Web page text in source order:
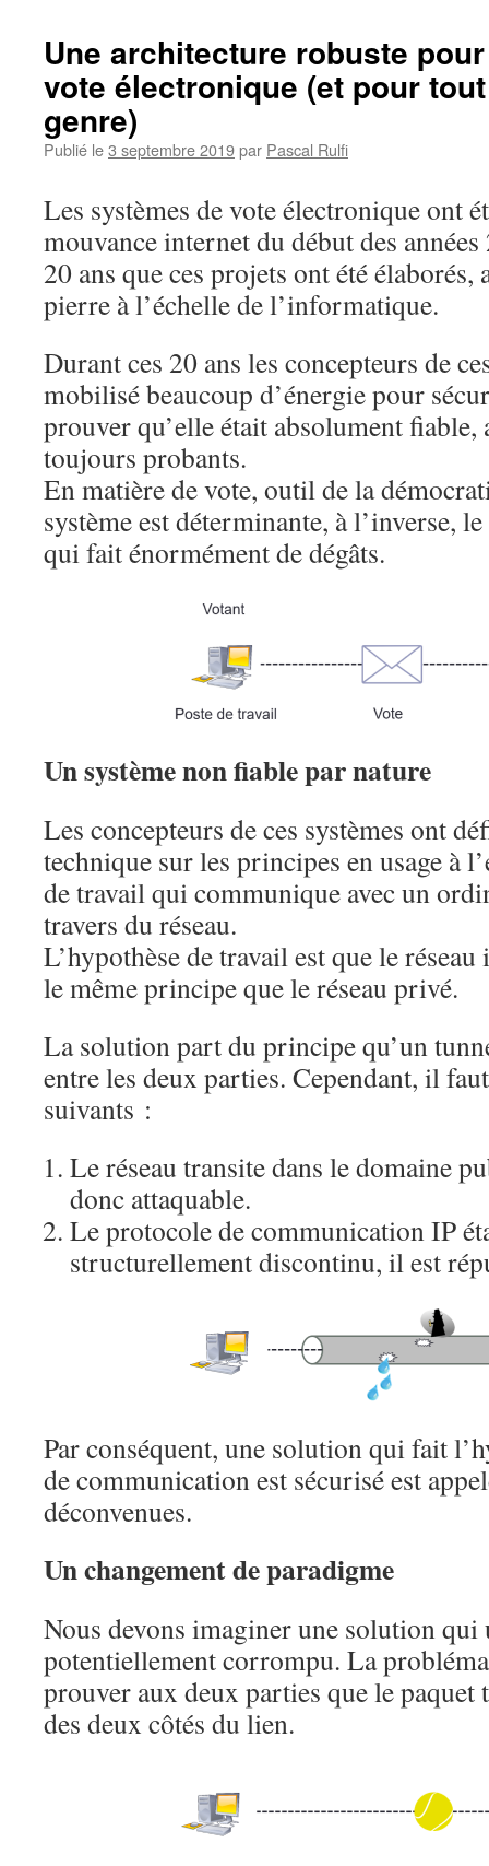
Une architecture robuste
vote électronique (et pour
genre)
Publié le3 septembre 2019par Pascal Rulfi
Les systèmes de vote électronique ont
mouvance internet du début des
20 ans que ces projets ont été élaborés,
pierre à l’échelle de l’informatique.
Durant ces 20 ans les concepteurs de
mobilisé beaucoup d’énergie pour
prouver qu’elle était absolument fiable,
toujours probants.
En matière de vote, outil de la
système est déterminante, à l’inverse,
qui fait énormément de dégâts.
Un système non fiable par nature
Les concepteurs de ces systèmes ont
technique sur les principes en usage à
de travail qui communique avec un
travers du réseau.
L’hypothèse de travail est que le
le même principe que le réseau privé.
La solution part du principe qu’un
entre les deux parties. Cependant, il
suivants :
Le réseau transite dans le domaine
donc attaquable.
Le protocole de communication IP
structurellement discontinu, il est
Par conséquent, une solution qui fait
de communication est sécurisé est
déconvenues.
Un changement de paradigme
Nous devons imaginer une solution
potentiellement corrompu. La
prouver aux deux parties que le paquet
des deux côtés du lien.